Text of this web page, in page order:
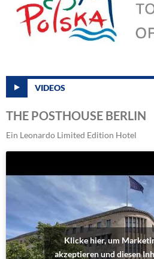
VIDEOS
THE POSTHOUSE BERLIN
Ein Leonardo Limited Edition Hotel
Klicke hier, um
akzeptieren und diesen